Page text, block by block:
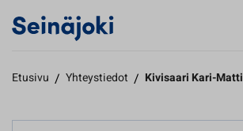
Etusivu / Yhteystiedot / Kivisaari Kari-Matti